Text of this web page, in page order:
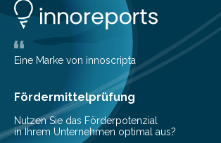
behandlungsbedürftiger Herzschwäche
(Herzinsuffizienz). Als chronische und
Herzerkrankung ist diese mit einer
Beeinträchtigung der Lebensqualität
höherem Lebensalter mit vielen
Krankenhausaufenthalten verbunden.
Technologien…
Eine Marke von innoscripta
Fördermittelprüfung
Nutzen Sie das Förderpotenzial
in Ihrem Unternehmen optimal aus?